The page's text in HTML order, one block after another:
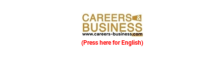
(Press here for English)